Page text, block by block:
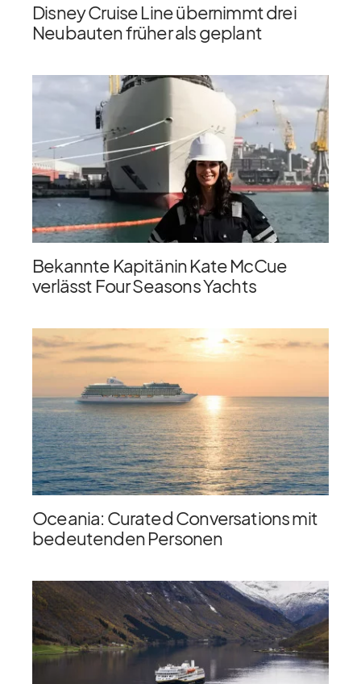
Disney Cruise Line übernimmt drei
Neubauten früher als geplant
Bekannte Kapitänin Kate McCue
verlässt Four Seasons Yachts
Oceania: Curated Conversations mit
bedeutenden Personen